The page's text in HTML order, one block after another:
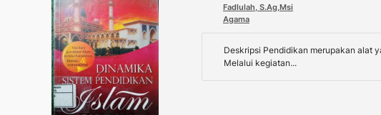
Fadlulah, S.Ag,Msi
Agama
Deskripsi Pendidikan merupakan alat
Melalui kegiatan...